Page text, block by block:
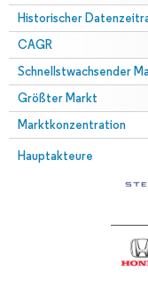
Historischer
CAGR
Schnellstwachsender
Größter Markt
Marktkonzentration
Hauptakteure